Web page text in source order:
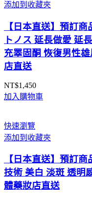
添加到收藏夾
【日本直送】預訂
トノス 延長做愛 延
充睪固酮 恢復男性
店直送
NT$1,450
加入購物車
快速瀏覽
添加到收藏夾
【日本直送】預訂
技術 美白 淡斑 透明
體藥妝店直送